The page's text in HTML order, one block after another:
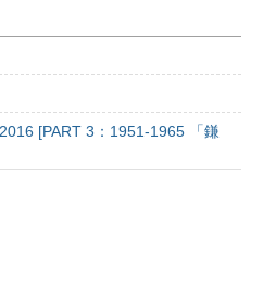
[PART 3：1951-1965 「鎌